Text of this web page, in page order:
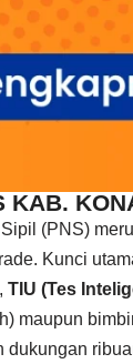
KAB.
(PNS)
Kunci
, TIU (Tes
maupun
dukungan